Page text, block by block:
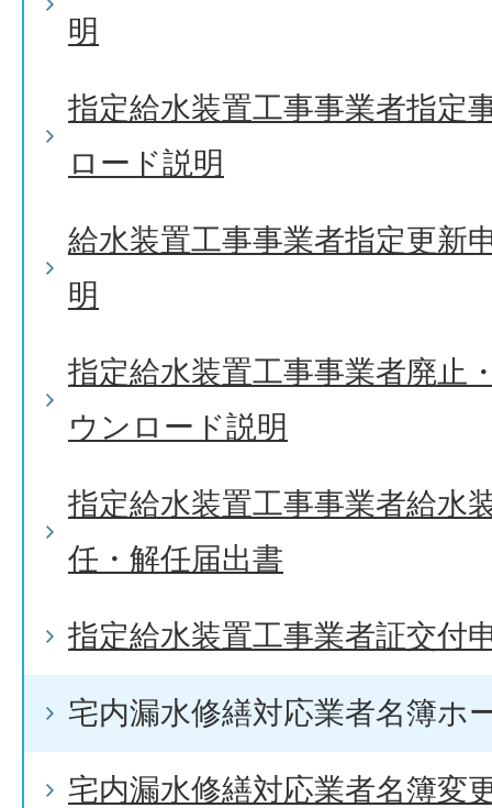
明
指定給水装置工事事業者指定
ロード説明
給水装置工事事業者指定更新
明
指定給水装置工事事業者廃止
ウンロード説明
指定給水装置工事事業者給水
任・解任届出書
指定給水装置工事業者証交付
宅内漏水修繕対応業者名簿ホ
宅内漏水修繕対応業者名簿変